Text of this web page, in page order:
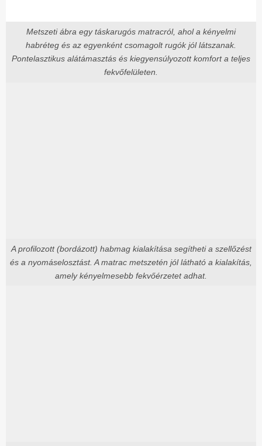
Metszeti ábra egy táskarugós matracról, ahol a kényelmi
habréteg és az egyenként csomagolt rugók jól látszanak.
Pontelasztikus alátámasztás és kiegyensúlyozott komfort a teljes
fekvőfelületen.
A profilozott (bordázott) habmag kialakítása segítheti a szellőzést
és a nyomáselosztást. A matrac metszetén jól látható a kialakítás,
amely kényelmesebb fekvőérzetet adhat.